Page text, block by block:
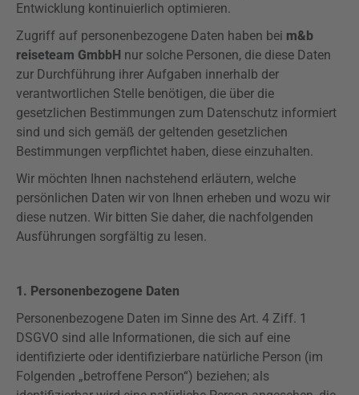
Entwicklung kontinuierlich optimieren.
Zugriff auf personenbezogene Daten haben bei m&b
reiseteam GmbbH nur solche Personen, die diese Daten
zur Durchführung ihrer Aufgaben innerhalb der
verantwortlichen Stelle benötigen, die über die
gesetzlichen Bestimmungen zum Datenschutz informiert
sind und sich gemäß der geltenden gesetzlichen
Bestimmungen verpflichtet haben, diese einzuhalten.
Wir möchten Ihnen nachstehend erläutern, welche
persönlichen Daten wir von Ihnen erheben und wozu wir
diese nutzen. Wir bitten Sie daher, die nachfolgenden
Ausführungen sorgfältig zu lesen.
1. Personenbezogene Daten
Personenbezogene Daten im Sinne des Art. 4 Ziff. 1
DSGVO sind alle Informationen, die sich auf eine
identifizierte oder identifizierbare natürliche Person (im
Folgenden „betroffene Person“) beziehen; als